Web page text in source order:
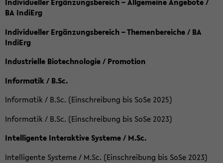
BA IndiErg
Individueller Ergänzungsbereich – Themenbereiche / BA
IndiErg
Industrielle Biotechnologie / Promotion
Informatik / B.Sc.
Informatik / B.Sc. (Einschreibung bis SoSe 2025)
Informatik / B.Sc. (Einschreibung bis SoSe 2023)
Intelligente Interaktive Systeme / M.Sc.
Intelligente Systeme / M.Sc. (Einschreibung bis SoSe 2023)